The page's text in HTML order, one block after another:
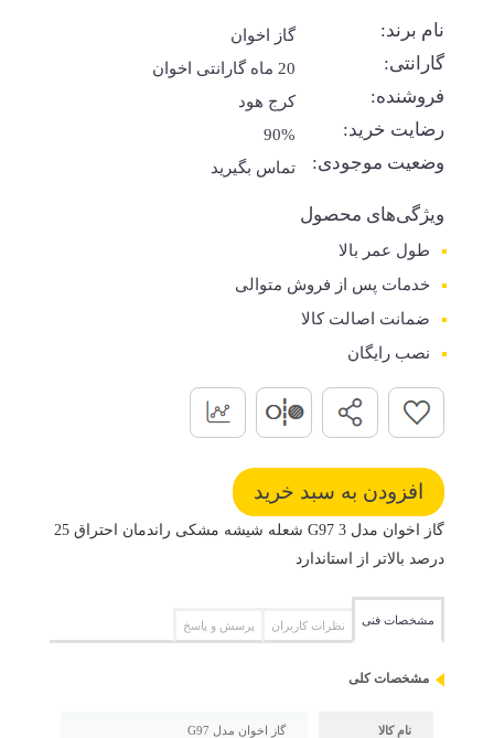
نام برند: گاز اخوان
گارانتی: 20 ماه گارانتی اخوان
فروشنده: کرج هود
رضایت خرید: 90%
وضعیت موجودی: تماس بگیرید
ویژگی‌های محصول
طول عمر بالا
خدمات پس از فروش متوالی
ضمانت اصالت کالا
نصب رایگان
گاز اخوان مدل G97 3 شعله شیشه مشکی راندمان احتراق 25
درصد بالاتر از استاندارد
مشخصات فنی نظرات کاربران پرسش و پاسخ
مشخصات کلی
نام کالا گاز اخوان مدل G97